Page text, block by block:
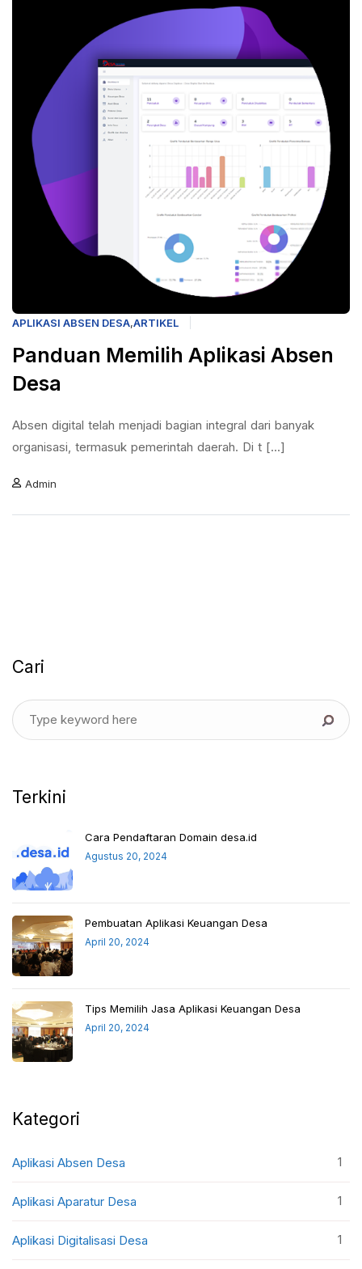
APLIKASI ABSEN DESA,ARTIKEL
Panduan Memilih Aplikasi Absen
Desa
Absen digital telah menjadi bagian integral dari banyak
organisasi, termasuk pemerintah daerah. Di t [...]
Admin
Cari
Terkini
Cara Pendaftaran Domain desa.id
Agustus 20, 2024
Pembuatan Aplikasi Keuangan Desa
April 20, 2024
Tips Memilih Jasa Aplikasi Keuangan Desa
April 20, 2024
Kategori
Aplikasi Absen Desa 1
Aplikasi Aparatur Desa 1
Aplikasi Digitalisasi Desa 1